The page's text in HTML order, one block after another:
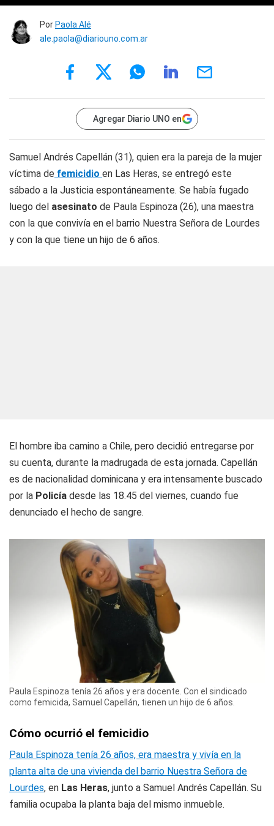
Por Paola Alé
ale.paola@diariouno.com.ar
Agregar Diario UNO en
Samuel Andrés Capellán (31), quien era la pareja de la mujer
víctima de femicidio en Las Heras, se entregó este
sábado a la Justicia espontáneamente. Se había fugado
luego del asesinato de Paula Espinoza (26), una maestra
con la que convivía en el barrio Nuestra Señora de Lourdes
y con la que tiene un hijo de 6 años.
El hombre iba camino a Chile, pero decidió entregarse por
su cuenta, durante la madrugada de esta jornada. Capellán
es de nacionalidad dominicana y era intensamente buscado
por la Policía desde las 18.45 del viernes, cuando fue
denunciado el hecho de sangre.
Paula Espinoza tenía 26 años y era docente. Con el sindicado
como femicida, Samuel Capellán, tienen un hijo de 6 años.
Cómo ocurrió el femicidio
Paula Espinoza tenía 26 años, era maestra y vivía en la
planta alta de una vivienda del barrio Nuestra Señora de
Lourdes, en Las Heras, junto a Samuel Andrés Capellán. Su
familia ocupaba la planta baja del mismo inmueble.